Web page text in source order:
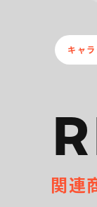
キャ
関連